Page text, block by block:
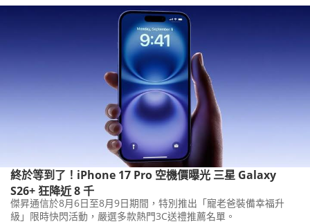
終於等到了！iPhone 17 Pro 空機價曝光 三星 Galaxy
S26+ 狂降近 8 千
傑昇通信於8月6日至8月9日期間，特別推出「寵老爸裝備幸福升
級」限時快閃活動，嚴選多款熱門3C送禮推薦名單。